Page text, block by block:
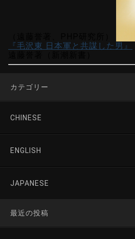
『毛沢東 日本軍と共謀した男』
カテゴリー
CHINESE
ENGLISH
JAPANESE
最近の投稿